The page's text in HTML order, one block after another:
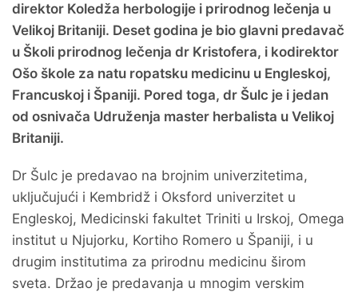
direktor Koledža herbologije i prirodnog lečenja u
Velikoj Britaniji. Deset godina je bio glavni predavač
u Školi prirodnog lečenja dr Kristofera, i kodirektor
Ošo škole za natu ropatsku medicinu u Engleskoj,
Francuskoj i Španiji. Pored toga, dr Šulc je i jedan
od osnivača Udruženja master herbalista u Velikoj
Britaniji.
Dr Šulc je predavao na brojnim univerzitetima,
uključujući i Kembridž i Oksford univerzitet u
Engleskoj, Medicinski fakultet Triniti u Irskoj, Omega
institut u Njujorku, Kortiho Romero u Španiji, i u
drugim institutima za prirodnu medicinu širom
sveta. Držao je predavanja u mnogim verskim